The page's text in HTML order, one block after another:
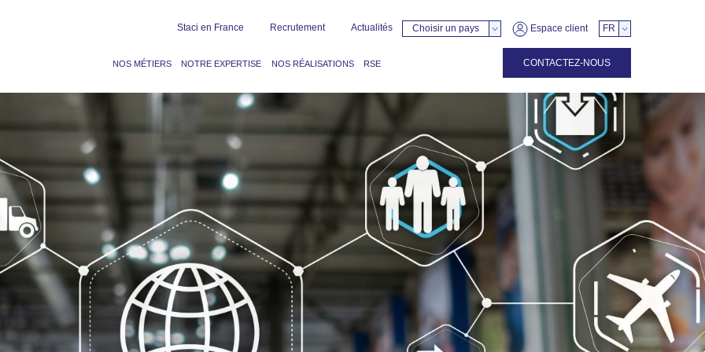
Staci en France Recrutement Actualités Choisir un pays Espace client FR
NOS MÉTIERS NOTRE EXPERTISE NOS RÉALISATIONS RSE CONTACTEZ-NOUS